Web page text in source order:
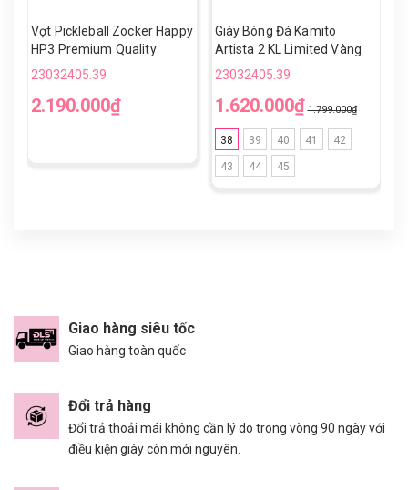
Vợt Pickleball Zocker Happy
HP3 Premium Quality
23032405.39
2.190.000₫
Giày Bóng Đá Kamito
Artista 2 KL Limited Vàng
Đen TF
23032405.39
1.620.000₫ 1.799.000₫
38 39 40 41 42
43 44 45
Giao hàng siêu tốc
Giao hàng toàn quốc
Đổi trả hàng
Đổi trả thoải mái không cần lý do trong vòng 90 ngày với
điều kiện giày còn mới nguyên.